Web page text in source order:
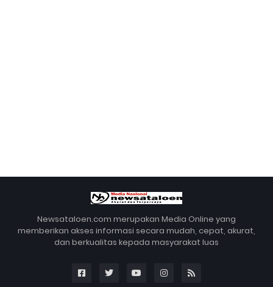
Newsataloen.com merupakan Media Online yang
memberikan akses informasi secara mudah, cepat, akurat,
dan berkualitas kepada masyarakat luas